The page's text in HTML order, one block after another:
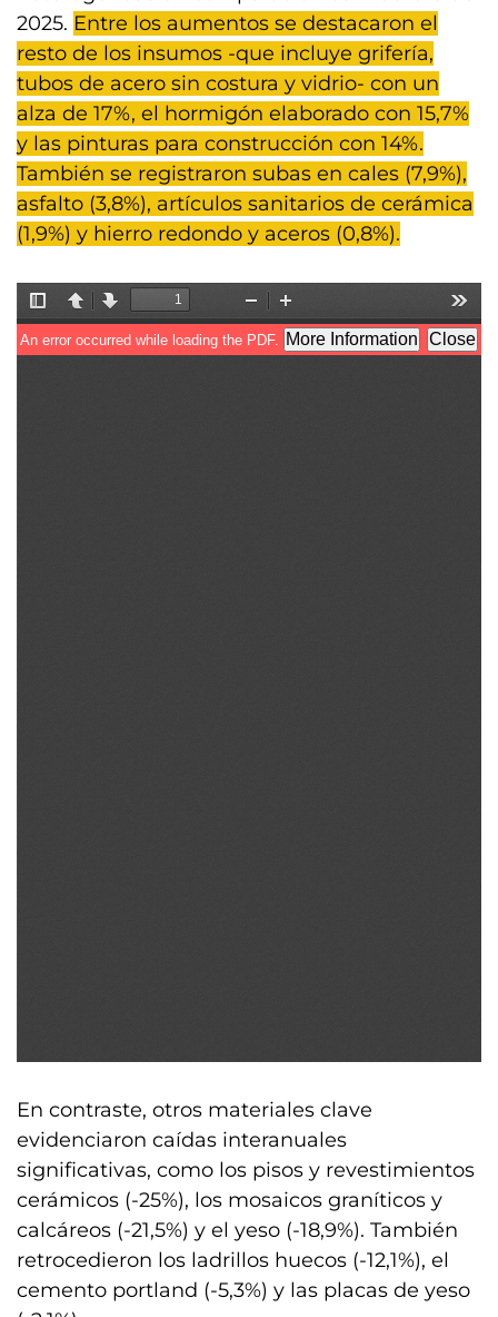
2025. Entre los aumentos se destacaron el
resto de los insumos -que incluye grifería,
tubos de acero sin costura y vidrio- con un
alza de 17%, el hormigón elaborado con 15,7%
y las pinturas para construcción con 14%.
También se registraron subas en cales (7,9%),
asfalto (3,8%), artículos sanitarios de cerámica
(1,9%) y hierro redondo y aceros (0,8%).
En contraste, otros materiales clave
evidenciaron caídas interanuales
significativas, como los pisos y revestimientos
cerámicos (-25%), los mosaicos graníticos y
calcáreos (-21,5%) y el yeso (-18,9%). También
retrocedieron los ladrillos huecos (-12,1%), el
cemento portland (-5,3%) y las placas de yeso